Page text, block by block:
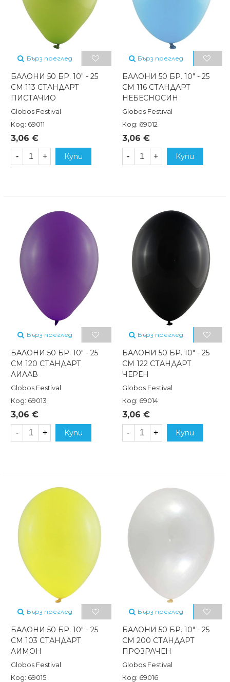
Бърз преглед
БАЛОНИ 50 БР. 10" - 25
СМ 113 СТАНДАРТ
ПИСТАЧИО
Globos Festival
Код: 69011
3,06 €
- + Купи
Бърз преглед
БАЛОНИ 50 БР. 10" - 25
СМ 116 СТАНДАРТ
НЕБЕСНОСИН
Globos Festival
Код: 69012
3,06 €
- + Купи
Бърз преглед
БАЛОНИ 50 БР. 10" - 25
СМ 120 СТАНДАРТ
ЛИЛАВ
Globos Festival
Код: 69013
3,06 €
- + Купи
Бърз преглед
БАЛОНИ 50 БР. 10" - 25
СМ 122 СТАНДАРТ
ЧЕРЕН
Globos Festival
Код: 69014
3,06 €
- + Купи
Бърз преглед
БАЛОНИ 50 БР. 10" - 25
СМ 103 СТАНДАРТ
ЛИМОН
Globos Festival
Код: 69015
Бърз преглед
БАЛОНИ 50 БР. 10" - 25
СМ 200 СТАНДАРТ
ПРОЗРАЧЕН
Globos Festival
Код: 69016